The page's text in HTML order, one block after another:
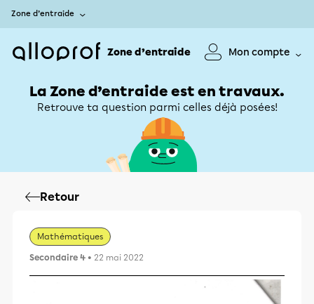
Zone d’entraide
Zone d’entraide Mon compte
La Zone d’entraide est en travaux.
Retrouve ta question parmi celles déjà posées!
Retour
Mathématiques
Secondaire 4 • 22 mai 2022